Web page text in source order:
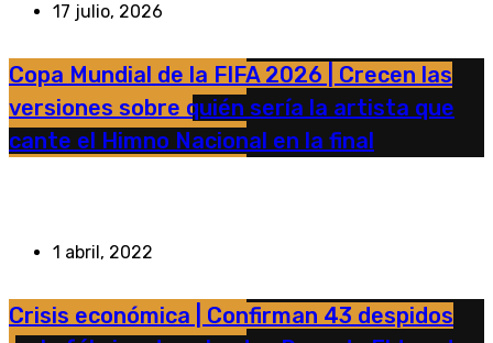
17 julio, 2026
Copa Mundial de la FIFA 2026 | Crecen las
versiones sobre quién sería la artista que
cante el Himno Nacional en la final
1 abril, 2022
Crisis económica | Confirman 43 despidos